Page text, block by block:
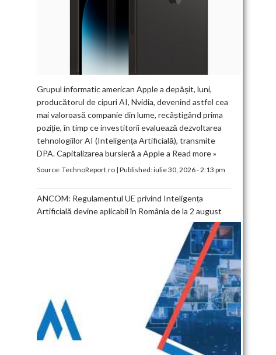
Grupul informatic american Apple a depășit, luni,
producătorul de cipuri AI, Nvidia, devenind astfel cea
mai valoroasă companie din lume, recâștigând prima
poziție, în timp ce investitorii evaluează dezvoltarea
tehnologiilor AI (Inteligența Artificială), transmite
DPA. Capitalizarea bursieră a Apple a Read more »
Source:TechnoReport.ro| Published:iulie 30, 2026 - 2:13 pm
ANCOM: Regulamentul UE privind Inteligența
Artificială devine aplicabil în România de la 2 august